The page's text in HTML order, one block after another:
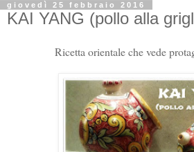
giovedì 25 febbraio 2016
KAI YANG (pollo alla
Ricetta orientale che vede